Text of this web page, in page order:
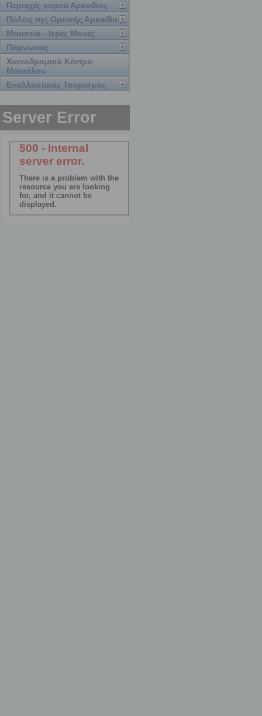
Περιοχές νομού Αρκαδίας
Πόλεις της Ορεινής Αρκαδίας
Μουσεία - Ιερές Μονές
Πάρνωνας
Χιονοδρομικό Κέντρο
Μαινάλου
Εναλλακτικός Τουρισμός